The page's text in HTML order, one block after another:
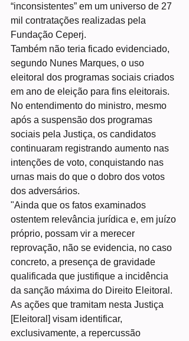
“inconsistentes” em um universo de 27
mil contratações realizadas pela
Fundação Ceperj.
Também não teria ficado evidenciado,
segundo Nunes Marques, o uso
eleitoral dos programas sociais criados
em ano de eleição para fins eleitorais.
No entendimento do ministro, mesmo
após a suspensão dos programas
sociais pela Justiça, os candidatos
continuaram registrando aumento nas
intenções de voto, conquistando nas
urnas mais do que o dobro dos votos
dos adversários.
"Ainda que os fatos examinados
ostentem relevância jurídica e, em juízo
próprio, possam vir a merecer
reprovação, não se evidencia, no caso
concreto, a presença de gravidade
qualificada que justifique a incidência
da sanção máxima do Direito Eleitoral.
As ações que tramitam nesta Justiça
[Eleitoral] visam identificar,
exclusivamente, a repercussão